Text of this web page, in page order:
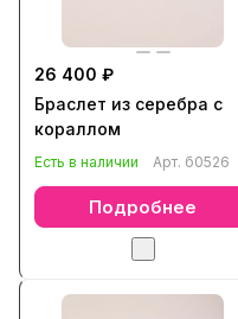
26 400 ₽
Браслет из серебра с
кораллом
Есть в наличии Арт. б0526
Подробнее